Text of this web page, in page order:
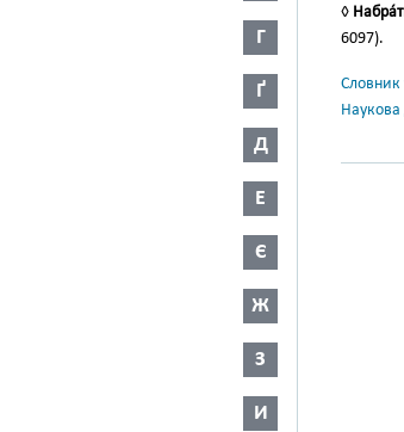
Г
Ґ
Д
Е
Є
Ж
З
И
◊
6097).
Словник